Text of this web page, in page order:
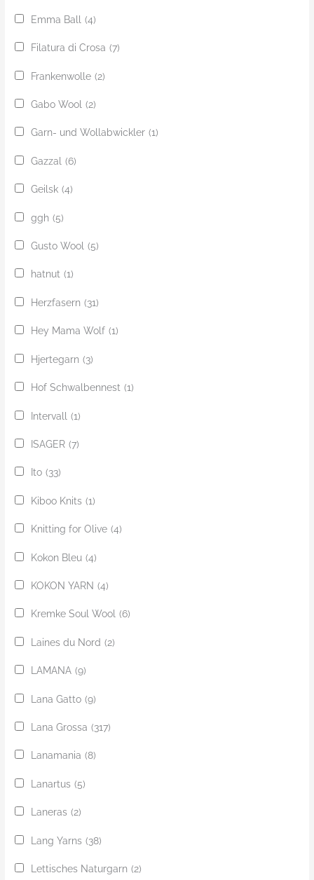
Emma Ball (4)
Filatura di Crosa (7)
Frankenwolle (2)
Gabo Wool (2)
Garn- und Wollabwickler (1)
Gazzal (6)
Geilsk (4)
ggh (5)
Gusto Wool (5)
hatnut (1)
Herzfasern (31)
Hey Mama Wolf (1)
Hjertegarn (3)
Hof Schwalbennest (1)
Intervall (1)
ISAGER (7)
Ito (33)
Kiboo Knits (1)
Knitting for Olive (4)
Kokon Bleu (4)
KOKON YARN (4)
Kremke Soul Wool (6)
Laines du Nord (2)
LAMANA (9)
Lana Gatto (9)
Lana Grossa (317)
Lanamania (8)
Lanartus (5)
Laneras (2)
Lang Yarns (38)
Lettisches Naturgarn (2)